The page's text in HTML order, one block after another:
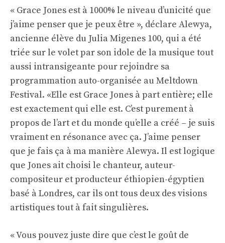
« Grace Jones est à 1000% le niveau d’unicité que
j’aime penser que je peux être », déclare Alewya,
ancienne élève du Julia Migenes 100, qui a été
triée sur le volet par son idole de la musique tout
aussi intransigeante pour rejoindre sa
programmation auto-organisée au Meltdown
Festival. «Elle est Grace Jones à part entière; elle
est exactement qui elle est. C’est purement à
propos de l’art et du monde qu’elle a créé – je suis
vraiment en résonance avec ça. J’aime penser
que je fais ça à ma manière Alewya. Il est logique
que Jones ait choisi le chanteur, auteur-
compositeur et producteur éthiopien-égyptien
basé à Londres, car ils ont tous deux des visions
artistiques tout à fait singulières.
« Vous pouvez juste dire que c’est le goût de